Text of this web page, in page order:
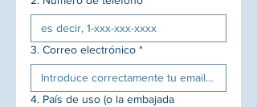
3. Correo electrónico *
4. País de uso (o la embajada